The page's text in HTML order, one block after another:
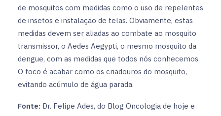
de mosquitos com medidas como o uso de repelentes
de insetos e instalação de telas. Obviamente, estas
medidas devem ser aliadas ao combate ao mosquito
transmissor, o Aedes Aegypti, o mesmo mosquito da
dengue, com as medidas que todos nós conhecemos.
O foco é acabar como os criadouros do mosquito,
evitando acúmulo de água parada.
Fonte: Dr. Felipe Ades, do Blog Oncologia de hoje e